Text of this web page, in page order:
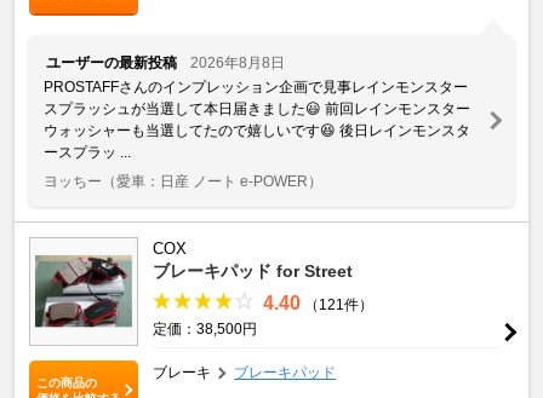
ユーザーの最新投稿
2026年8月8日
PROSTAFFさんのインプレッション企画で見事レインモンスター
スプラッシュが当選して本日届きました😃 前回レインモンスター
ウォッシャーも当選してたので嬉しいです😆 後日レインモンスタ
ースプラッ ...
ヨッちー （愛車：日産 ノート e-POWER）
この商品の
COX
ブレーキパッド for Street
4.40
（121件）
定価：38,500円
ブレーキ ブレーキパッド